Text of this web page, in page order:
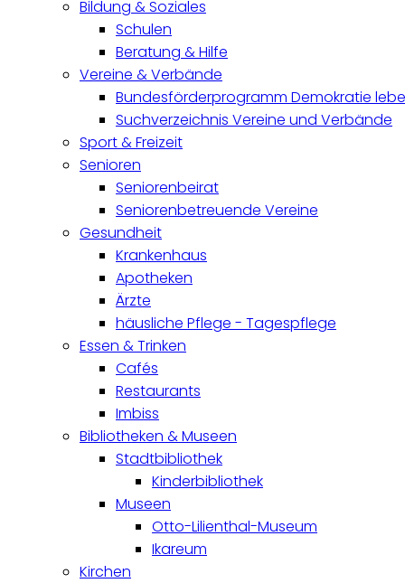
Bildung & Soziales
Schulen
Beratung & Hilfe
Vereine & Verbände
Bundesförderprogramm Demokratie
Suchverzeichnis Vereine und Verbände
Sport & Freizeit
Senioren
Seniorenbeirat
Seniorenbetreuende Vereine
Gesundheit
Krankenhaus
Apotheken
Ärzte
häusliche Pflege - Tagespflege
Essen & Trinken
Cafés
Restaurants
Imbiss
Bibliotheken & Museen
Stadtbibliothek
Kinderbibliothek
Museen
Otto-Lilienthal-Museum
Ikareum
Kirchen